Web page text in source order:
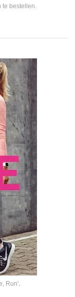
bestellen.
Run'